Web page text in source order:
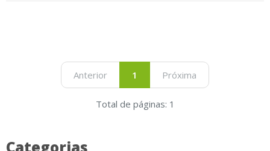
Anterior 1 Próxima
Total de páginas: 1